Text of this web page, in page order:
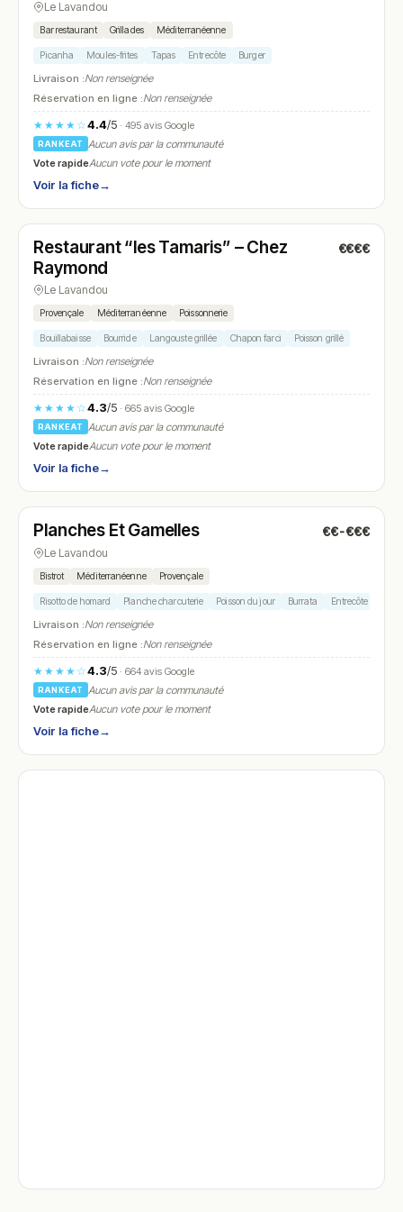
Le Lavandou
Bar restaurant Grillades Méditerranéenne
Picanha Moules-frites Tapas Entrecôte Burger
Livraison :Non renseignée
Réservation en ligne :Non renseignée
★★★★☆4.4/5· 495 avis Google
RANKEAT
Aucun avis par la communauté
Vote rapideAucun vote pour le moment
Voir la fiche→
N° 14
Restaurant “les Tamaris” – Chez
Raymond
€€€€
Le Lavandou
Provençale Méditerranéenne Poissonnerie
Bouillabaisse Bourride Langouste grillée Chapon farci Poisson grillé
Livraison :Non renseignée
Réservation en ligne :Non renseignée
★★★★☆4.3/5· 665 avis Google
RANKEAT
Aucun avis par la communauté
Vote rapideAucun vote pour le moment
Voir la fiche→
N° 15
Planches Et Gamelles €€-€€€
Le Lavandou
Bistrot Méditerranéenne Provençale
Risotto de homard Planche charcuterie Poisson du jour Burrata Entrecôte
Livraison :Non renseignée
Réservation en ligne :Non renseignée
★★★★☆4.3/5· 664 avis Google
RANKEAT
Aucun avis par la communauté
Vote rapideAucun vote pour le moment
Voir la fiche→